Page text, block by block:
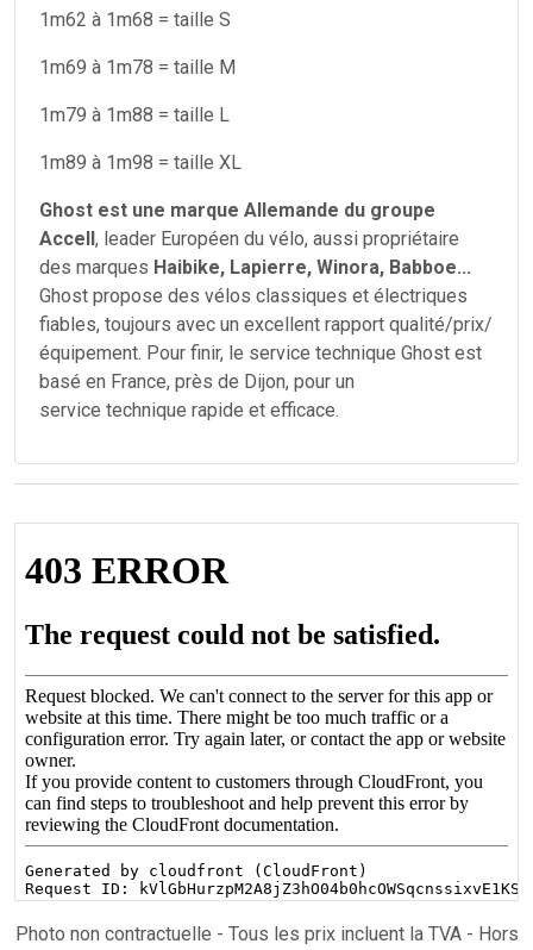
1m62 à 1m68 = taille S
1m69 à 1m78 = taille M
1m79 à 1m88 = taille L
1m89 à 1m98 = taille XL
Ghost est une marque Allemande du groupe
Accell, leader Européen du vélo, aussi propriétaire
des marques Haibike, Lapierre, Winora, Babboe...
Ghost propose des vélos classiques et électriques
fiables, toujours avec un excellent rapport qualité/prix/
équipement. Pour finir, le service technique Ghost est
basé en France, près de Dijon, pour un
service technique rapide et efficace.
Photo non contractuelle - Tous les prix incluent la TVA - Hors